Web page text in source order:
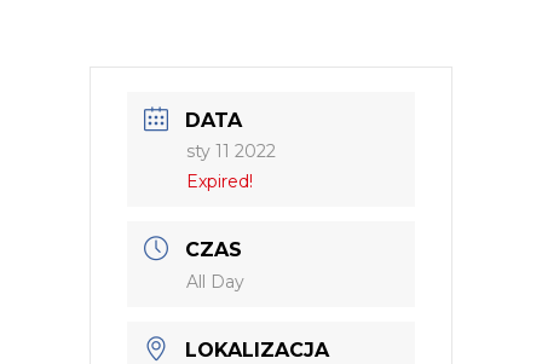
DATA
sty 11 2022
Expired!
CZAS
All Day
LOKALIZACJA